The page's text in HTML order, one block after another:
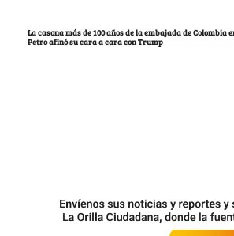
La casona más de 100 años de la embajada de Colombia
Petro afinó su cara a cara con Trump